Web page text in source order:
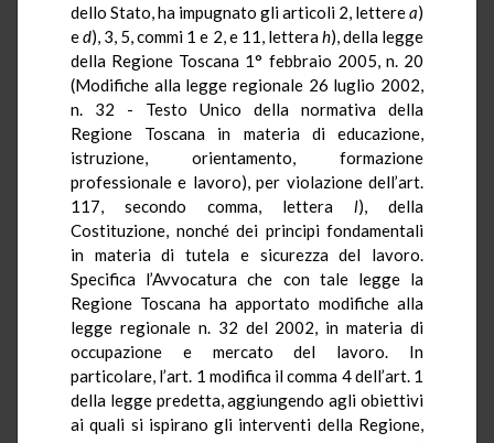
dello Stato, ha impugnato gli articoli 2, letterea)
ed), 3, 5, commi 1 e 2, e 11, letterah), della legge
della Regione Toscana 1° febbraio 2005, n. 20
(Modifiche alla legge regionale 26 luglio 2002,
n. 32 - Testo Unico della normativa della
Regione Toscana in materia di educazione,
istruzione, orientamento, formazione
professionale e lavoro), per violazione dell’art.
117, secondo comma, lettera l), della
Costituzione, nonché dei principi fondamentali
in materia di tutela e sicurezza del lavoro.
Specifica l’Avvocatura che con tale legge la
Regione Toscana ha apportato modifiche alla
legge regionale n. 32 del 2002, in materia di
occupazione e mercato del lavoro. In
particolare, l’art. 1 modifica il comma 4 dell’art. 1
della legge predetta, aggiungendo agli obiettivi
ai quali si ispirano gli interventi della Regione,